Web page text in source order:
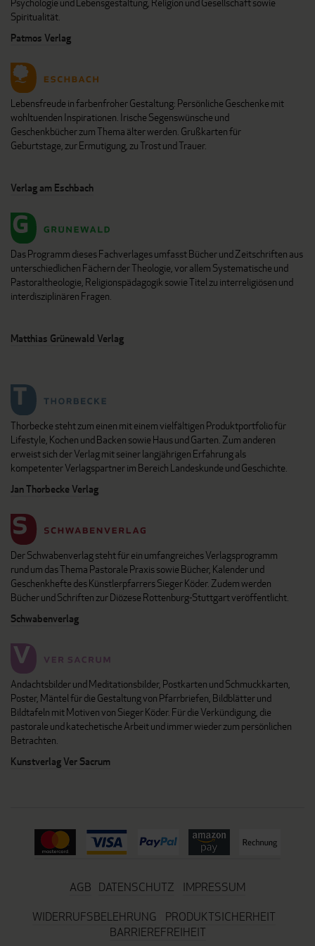
Spiritualität.
Patmos Verlag
Lebensfreude in farbenfroher Gestaltung: Persönliche Geschenke mit
wohltuenden Inspirationen. Irische Segenswünsche und
Geschenkbücher zum Thema älter werden. Grußkarten für
Geburtstage, zur Ermutigung, zu Trost und Trauer.
Verlag am Eschbach
Das Programm dieses Fachverlages umfasst Bücher und Zeitschriften aus
unterschiedlichen Fächern der Theologie, vor allem Systematische und
Pastoraltheologie, Religionspädagogik sowie Titel zu interreligiösen und
interdisziplinären Fragen.
Matthias Grünewald Verlag
Thorbecke steht zum einen mit einem vielfältigen Produktportfolio für
Lifestyle, Kochen und Backen sowie Haus und Garten. Zum anderen
erweist sich der Verlag mit seiner langjährigen Erfahrung als
kompetenter Verlagspartner im Bereich Landeskunde und Geschichte.
Jan Thorbecke Verlag
Der Schwabenverlag steht für ein umfangreiches Verlagsprogramm
rund um das Thema Pastorale Praxis sowie Bücher, Kalender und
Geschenkhefte des Künstlerpfarrers Sieger Köder. Zudem werden
Bücher und Schriften zur Diözese Rottenburg-Stuttgart veröffentlicht.
Schwabenverlag
Andachtsbilder und Meditationsbilder, Postkarten und Schmuckkarten,
Poster, Mäntel für die Gestaltung von Pfarrbriefen, Bildblätter und
Bildtafeln mit Motiven von Sieger Köder. Für die Verkündigung, die
pastorale und katechetische Arbeit und immer wieder zum persönlichen
Betrachten.
Kunstverlag Ver Sacrum
AGB DATENSCHUTZ
IMPRESSUM
WIDERRUFSBELEHRUNG
PRODUKTSICHERHEIT
BARRIEREFREIHEIT